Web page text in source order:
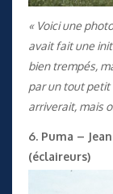
« Voici une
avait fait une
bien trempés,
par un tout petit
arriverait, mais
6. Puma –
(éclaireurs)